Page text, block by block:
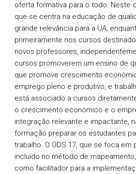
oferta formativa para o todo. Neste
que se centra na educação de
grande relevância para a UA,
primeiramente nos cursos
novos professores,
cursos promoverem um ensino de
que promove crescimento
emprego pleno e produtivo, e
está associado a cursos
o crescimento económico e o
integração relevante e impactante,
formação preparar os estudantes
trabalho. O ODS 17, que se foca em
incluído no método de
como facilitador para a